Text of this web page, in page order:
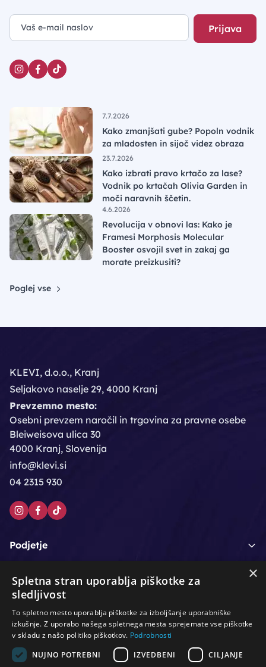
Prijava
7.7.2026
Kako zmanjšati gube? Popoln vodnik
za mladosten in sijoč videz obraza
23.7.2026
Kako izbrati pravo krtačo za lase?
Vodnik po krtačah Olivia Garden in
moči naravnih ščetin.
4.6.2026
Revolucija v obnovi las: Kako je
Framesi Morphosis Molecular
Booster osvojil svet in zakaj ga
morate preizkusiti?
Poglej vse
KLEVI, d.o.o., Kranj
Seljakovo naselje 29, 4000 Kranj
Prevzemno mesto:
Osebni prevzem naročil in trgovina za pravne osebe
Bleiweisova ulica 30
4000 Kranj, Slovenija
info@klevi.si
04 2315 930
Podjetje
Moj račun
Podpora strankam
Lasje & nega las / Roke & nohti / Orodje - kozmetično /
×
Spletna stran uporablja piškotke za
sledljivost
To spletno mesto uporablja piškotke za izboljšanje uporabniške
izkušnje. Z uporabo našega spletnega mesta sprejemate vse piškotke
v skladu z našo politiko piškotkov. Podrobnosti
NUJNO POTREBNI
IZVEDBENI CILJANJE